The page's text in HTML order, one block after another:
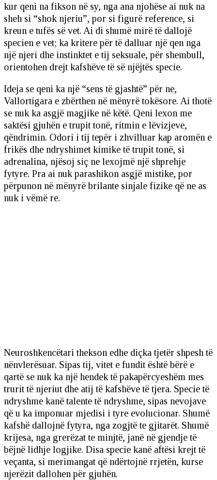
kur qeni na fikson në sy, nga ana njohëse ai nuk na
sheh si “shok njeriu”, por si figurë reference, si
kreun e tufës së vet. Ai di shumë mirë të dallojë
specien e vet; ka kritere për të dalluar një qen nga
një njeri dhe instinktet e tij seksuale, për shembull,
orientohen drejt kafshëve të së njëjtës specie.
Ideja se qeni ka një “sens të gjashtë” për ne,
Vallortigara e zbërthen në mënyrë tokësore. Ai thotë
se nuk ka asgjë magjike në këtë. Qeni lexon me
saktësi gjuhën e trupit tonë, ritmin e lëvizjeve,
qëndrimin. Odori i tij tepër i zhvilluar kap aromën e
frikës dhe ndryshimet kimike të trupit tonë, si
adrenalina, njësoj siç ne lexojmë një shprehje
fytyre. Pra ai nuk parashikon asgjë mistike, por
përpunon në mënyrë brilante sinjale fizike që ne as
nuk i vëmë re.
Neuroshkencëtari thekson edhe diçka tjetër shpesh të
nënvlerësuar. Sipas tij, vitet e fundit është bërë e
qartë se nuk ka një hendek të pakapërcyeshëm mes
trurit të njeriut dhe atij të kafshëve të tjera. Specie të
ndryshme kanë talente të ndryshme, sipas nevojave
që u ka imponuar mjedisi i tyre evolucionar. Shumë
kafshë dallojnë fytyra, nga zogjtë te gjitarët. Shumë
krijesa, nga grerëzat te minjtë, janë në gjendje të
bëjnë lidhje logjike. Disa specie kanë aftësi krejt të
veçanta, si merimangat që ndërtojnë rrjetën, kurse
njerëzit dallohen për gjuhën.